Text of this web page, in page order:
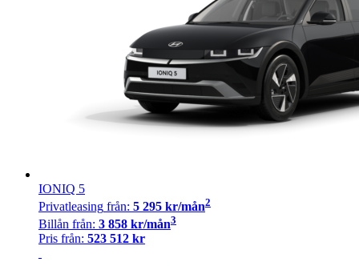
IONIQ 5
Privatleasing från: 5 295 kr/mån2
Billån från: 3 858 kr/mån3
Pris från: 523 512 kr